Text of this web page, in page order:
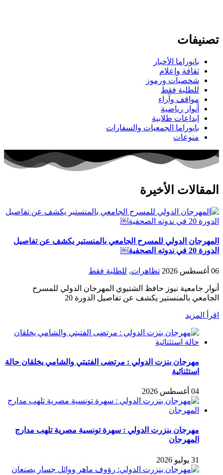
تصنيفات
بانوراما الأخبار
ثقافة وإعلام
شخصيات ورموز
للطلبة فقط
مواقف وآراء
أنوار رياضية
إبداعات طلابية
بانوراما الجمعيات والسفارات
منوعات
المقالات الأخيرة
المهرجان الدولي للمسرح الجامعي بالمنستير يكشف عن تفاصيل
الدورة 20 في ندوته الصحفية￼
06 أغسطس 2026 تظاهرات, للطلبة فقط
أنوار جامعية نيوز حافظ الشتيوي المهرجان الدولي للمسرح
الجامعي بالمنستير يكشف عن تفاصيل الدورة 20
اقرأ المزيد
مهرجان بنزت الدولي : مرتضى الفتيتي والشامي يخلقان حالة
استثنائية
04 أغسطس 2026
مهرجان بنزرت الدولي : سهرة تونسية مصرية تلهب مدارج
المهرجان
31 يوليو 2026